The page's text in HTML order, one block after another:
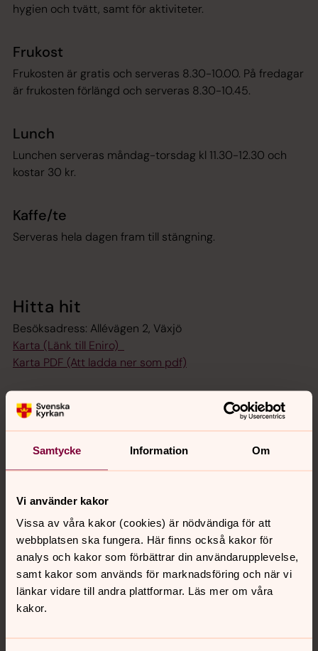
Samtycke Information Om
Vi använder kakor
Vissa av våra kakor (cookies) är nödvändiga för att
webbplatsen ska fungera. Här finns också kakor för
analys och kakor som förbättrar din användarupplevelse,
samt kakor som används för marknadsföring och när vi
länkar vidare till andra plattformar. Läs mer om våra
kakor.
hygien och tvätt, samt för aktiviteter.
Frukost
Frukosten är gratis och serveras 8.30-10.00. På fredagar
är frukosten förlängd och serveras 8.30-10.45.
Lunch
Lunchen serveras måndag-torsdag kl 11.30-12.30 och
kostar 30 kr.
Kaffe/te
Serveras hela dagen fram till stängning.
Hitta hit
Besöksadress: Allévägen 2, Växjö
Karta (Länk till Eniro)
Karta PDF (Att ladda ner som pdf)
Kontakt
Telefontid kl 8.00-13.30 på nummer 0470-70 49 68
E-post:vaxjo.diakonicentrum@svenskakyrkan.se
Program Diakonicentrum
Morgonbön
fredag 7 augusti 2026·09.15–09.30